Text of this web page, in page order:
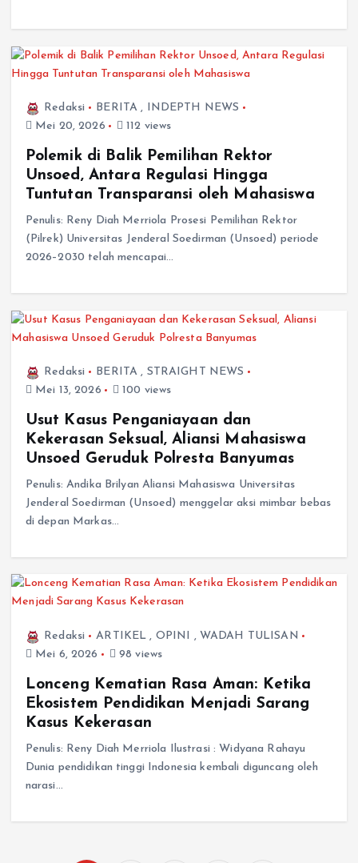
Redaksi BERITA ,
INDEPTH NEWS
Mei 20, 2026
112 views
Polemik di Balik Pemilihan Rektor
Unsoed, Antara Regulasi Hingga
Tuntutan Transparansi oleh Mahasiswa
Penulis: Reny Diah Merriola Prosesi Pemilihan Rektor
(Pilrek) Universitas Jenderal Soedirman (Unsoed) periode
2026–2030 telah mencapai…
Redaksi BERITA , STRAIGHT NEWS
Mei 13, 2026
100 views
Usut Kasus Penganiayaan dan
Kekerasan Seksual, Aliansi Mahasiswa
Unsoed Geruduk Polresta Banyumas
Penulis: Andika Brilyan Aliansi Mahasiswa Universitas
Jenderal Soedirman (Unsoed) menggelar aksi mimbar bebas
di depan Markas…
Redaksi ARTIKEL , OPINI , WADAH TULISAN
Mei 6, 2026
98 views
Lonceng Kematian Rasa Aman: Ketika
Ekosistem Pendidikan Menjadi Sarang
Kasus Kekerasan
Penulis: Reny Diah Merriola Ilustrasi : Widyana Rahayu
Dunia pendidikan tinggi Indonesia kembali diguncang oleh
narasi…